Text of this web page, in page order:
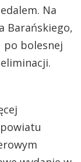
Na
Barańskiego,
po bolesnej